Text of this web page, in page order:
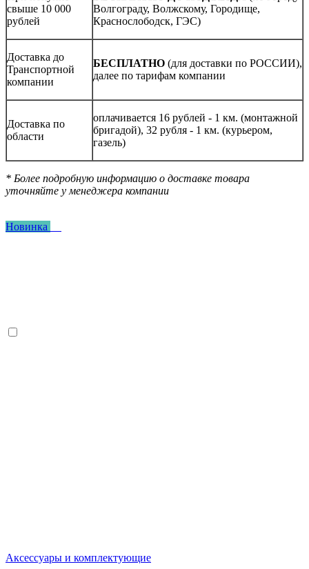
свыше 10 000
рублей
Волгограду, Волжскому, Городище,
Краснослободск, ГЭС)
Доставка до
Транспортной
компании
БЕСПЛАТНО (для доставки по РОССИИ),
далее по тарифам компании
Доставка по
области
оплачивается 16 рублей - 1 км. (монтажной
бригадой), 32 рубля - 1 км. (курьером,
газель)
* Более подробную информацию о доставке товара
уточняйте у менеджера компании
Новинка
Аксессуары и комплектующие